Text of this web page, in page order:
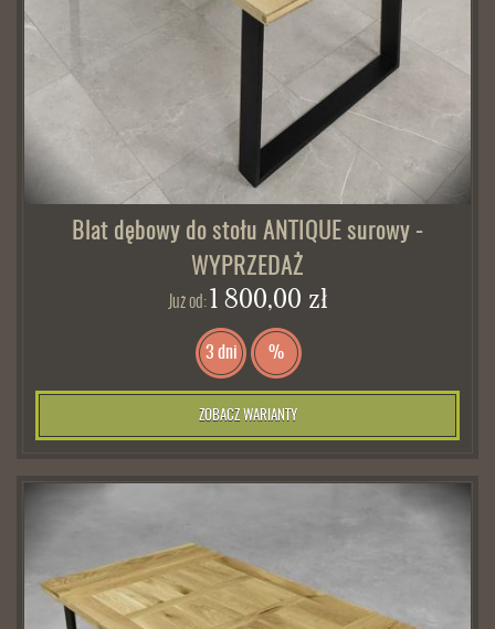
Blat dębowy do stołu ANTIQUE surowy -
WYPRZEDAŻ
Już od: 1 800,00 zł
3 dni %
ZOBACZ WARIANTY